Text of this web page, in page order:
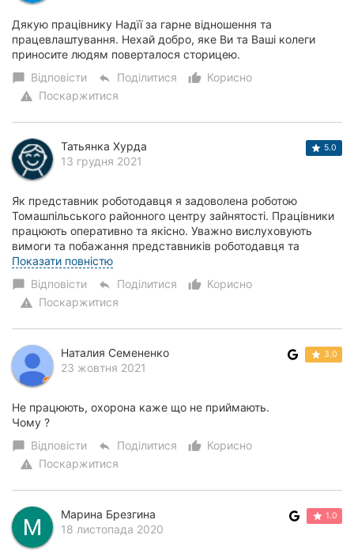
Франківськ
Ужгород
Дякую працівнику Надїї за гарне відношення та
працевлаштування. Нехай добро, яке Ви та Ваші колеги
приносите людям поверталося сторицею.
chat_bubble Відповісти reply Поділитися thumb_up_alt
Корисно
warning Поскаржитися
Татьянка Хурда
13 грудня 2021
5.0
Як представник роботодавця я задоволена роботою
Томашпільського районного центру зайнятості. Працівники
працюють оперативно та якісно. Уважно вислуховують
вимоги та побажання представників роботодавця та
допомогають безробітним людям знаходити робот...
Показати повністю
chat_bubble Відповісти reply Поділитися thumb_up_alt
Корисно
warning Поскаржитися
Наталия Семененко
23 жовтня 2021
3.0
Не працюють, охорона каже що не приймають.
Чому ?
chat_bubble Відповісти reply Поділитися thumb_up_alt
Корисно
warning Поскаржитися
Марина Брезгина
18 листопада 2020
1.0